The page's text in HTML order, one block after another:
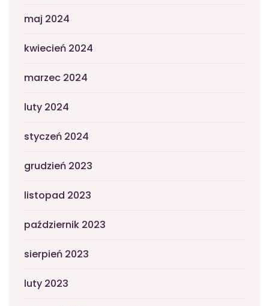
maj 2024
kwiecień 2024
marzec 2024
luty 2024
styczeń 2024
grudzień 2023
listopad 2023
październik 2023
sierpień 2023
luty 2023